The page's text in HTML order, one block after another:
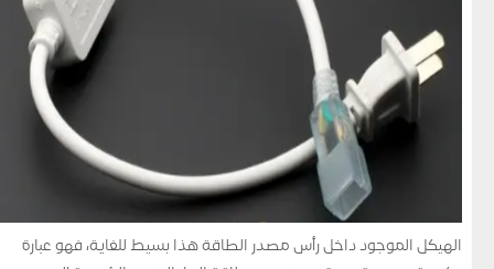
الهيكل الموجود داخل رأس مصدر الطاقة هذا بسيط للغاية، فهو عبارة